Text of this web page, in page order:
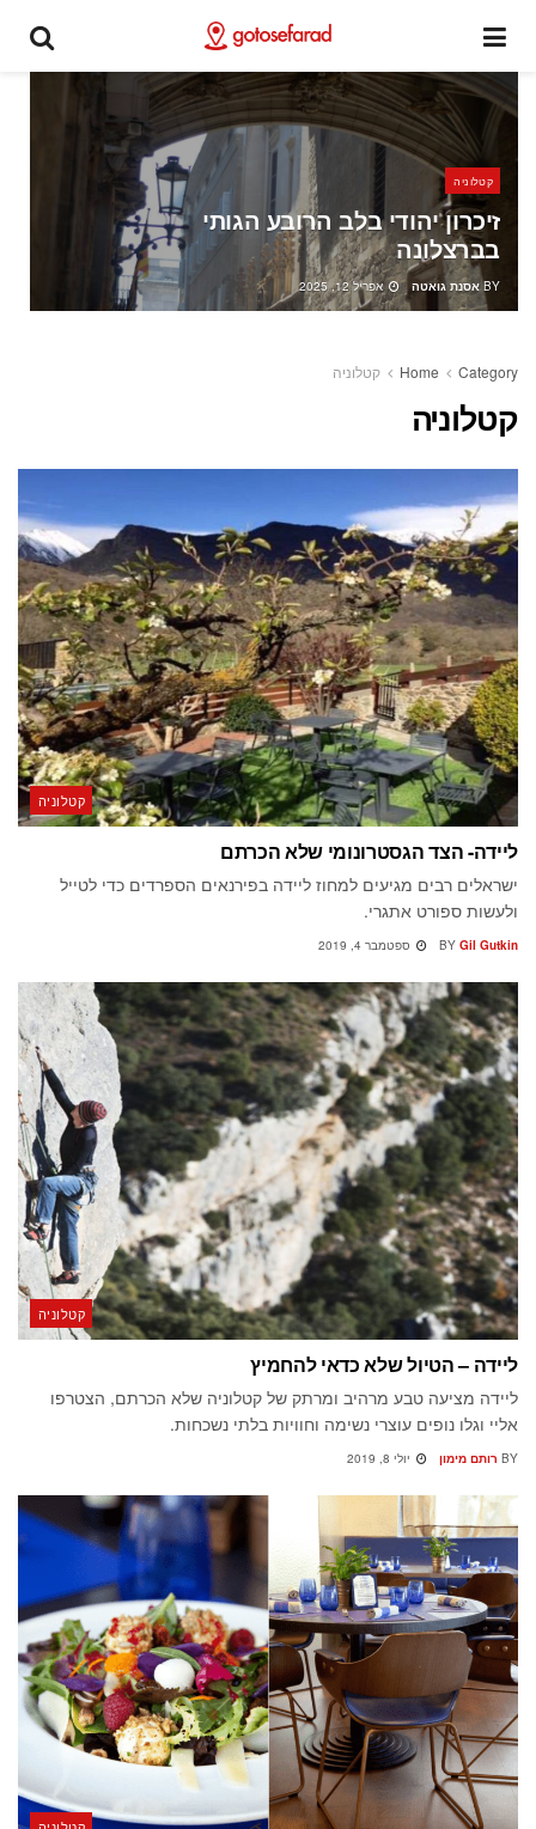
קטלוניה
זיכרון יהודי בלב הרובע הגותי
בברצלונה
BY אסנת גואטה אפריל 12, 2025
Home Category קטלוניה
קטלוניה
קטלוניה
ליידה- הצד הגסטרונומי שלא הכרתם
ישראלים רבים מגיעים למחוז ליידה בפירנאים הספרדים כדי לטייל
ולעשות ספורט אתגרי.
BY Gil Gutkin ספטמבר 4, 2019
קטלוניה
ליידה – הטיול שלא כדאי להחמיץ
ליידה מציעה טבע מרהיב ומרתק של קטלוניה שלא הכרתם, הצטרפו
אליי וגלו נופים עוצרי נשימה וחוויות בלתי נשכחות.
BY רותם מימון יולי 8, 2019